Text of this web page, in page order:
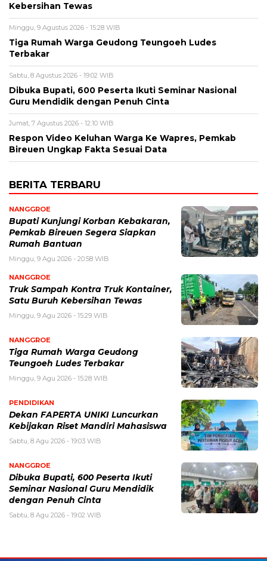
Kebersihan Tewas
Minggu, 9 Agustus 2026 - 15:28 WIB
Tiga Rumah Warga Geudong Teungoeh Ludes
Terbakar
Sabtu, 8 Agustus 2026 - 19:02 WIB
Dibuka Bupati, 600 Peserta Ikuti Seminar Nasional
Guru Mendidik dengan Penuh Cinta
Jumat, 7 Agustus 2026 - 12:10 WIB
Respon Video Keluhan Warga Ke Wapres, Pemkab
Bireuen Ungkap Fakta Sesuai Data
BERITA TERBARU
NANGGROE
Bupati Kunjungi Korban Kebakaran,
Pemkab Bireuen Segera Siapkan
Rumah Bantuan
Minggu, 9 Agu 2026 - 20:58 WIB
NANGGROE
Truk Sampah Kontra Truk Kontainer,
Satu Buruh Kebersihan Tewas
Minggu, 9 Agu 2026 - 15:29 WIB
NANGGROE
Tiga Rumah Warga Geudong
Teungoeh Ludes Terbakar
Minggu, 9 Agu 2026 - 15:28 WIB
PENDIDIKAN
Dekan FAPERTA UNIKI Luncurkan
Kebijakan Riset Mandiri Mahasiswa
Sabtu, 8 Agu 2026 - 19:03 WIB
NANGGROE
Dibuka Bupati, 600 Peserta Ikuti
Seminar Nasional Guru Mendidik
dengan Penuh Cinta
Sabtu, 8 Agu 2026 - 19:02 WIB